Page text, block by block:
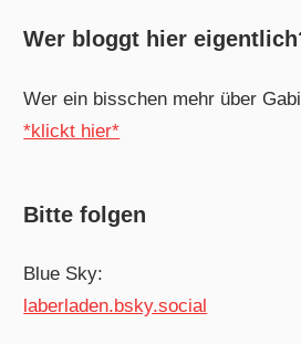
Wer bloggt hier
Wer ein bisschen mehr über
*klickt hier*
Bitte folgen
Blue Sky:
laberladen.bsky.social